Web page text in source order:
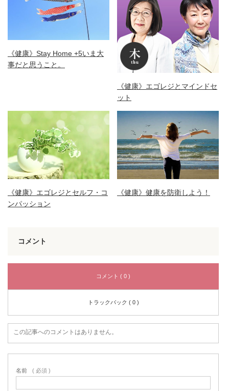
《健康》Stay Home +5いま大
事だと思うこと。
《健康》エゴレジとマインドセ
ット
《健康》エゴレジとセルフ・コ
ンパッション
《健康》健康を防衛しよう！
コメント
コメント ( 0 )
トラックバック ( 0 )
この記事へのコメントはありません。
名前 ( 必須 )